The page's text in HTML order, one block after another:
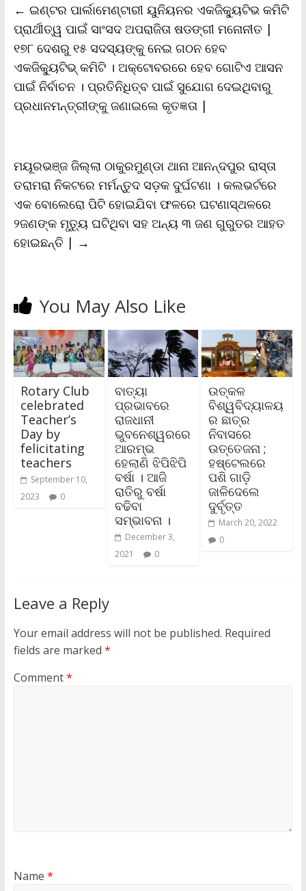
o
o
k
e
r
A
p
p
i
n
k
F
r
i
e
n
d
l
y
← ଇଣ୍ଟର ପାର୍ଲାମେଣ୍ଟାରୀ ୟୁନିୟନର ଏକଜିକ୍ୟୁଟିଭ କମିଟି
ପ୍ରାର୍ଥୀତ୍ୱ ପାଇଁ ସାଂସଦ ଅପରାଜିତା ଷଡଙ୍ଗୀ ମନୋନୀତ |
୧୭୮ ଦେଶରୁ ୧୫ ସଦସ୍ୟଙ୍କୁ ନେଇ ଗଠନ ହେବ
ଏକଜିକ୍ୟୁଟିଭ୍ କମିଟି । ଅକ୍ଟୋବରରେ ହେବ ଗୋଟିଏ ଆସନ
ପାଇଁ ନିର୍ବାଚନ । ପ୍ରତିନିଧିତ୍ବ ପାଇଁ ସୁଯୋଗ ଦେଇଥିବାରୁ
ପ୍ରଧାନମନ୍ତ୍ରୀଙ୍କୁ ଜଣାଇଲେ କୃତଜ୍ଞତା |
ମୟୂରଭଞ୍ଜ ଜିଲ୍ଲା ଠାକୁରମୁଣ୍ଡା ଥାନା ଆନନ୍ଦପୁର ରାସ୍ତା
ତରାମରା ନିକଟରେ ମର୍ମନ୍ତୁଦ ସଡ଼କ ଦୁର୍ଘଟଣା । କଲଭର୍ଟରେ
ଏକ ବୋଲେରୋ ପିଟି ହୋଇଯିବା ଫଳରେ ଘଟଣାସ୍ଥଳରେ
୨ଜଣଙ୍କ ମୃତ୍ୟୁ ଘଟିଥିବା ସହ ଅନ୍ୟ ୩ ଜଣ ଗୁରୁତର ଆହତ
ହୋଇଛନ୍ତି | →
You May Also Like
Rotary Club
celebrated
Teacher’s
Day by
felicitating
teachers
September 10,
2023
0
ବାତ୍ୟା
ପ୍ରଭାବରେ
ରାଜଧାନୀ
ଭୁବନେଶ୍ୱରରେ
ଆରମ୍ଭ
ହେଲାଣି ଝିପିଝିପି
ବର୍ଷା । ଆଜି
ରାତିରୁ ବର୍ଷା
ବଢିବା
ସମ୍ଭାବନା ।
December 3,
2021
0
ଉତ୍କଳ
ବିଶ୍ୱବିଦ୍ୟାଳୟ
ର ଛାତ୍ର
ନିବାସରେ
ଉତ୍ତେଜନା ;
ହଷ୍ଟେଲରେ
ପଶି ଗାଡ଼ି
ଜାଳିଦେଲେ
ଦୁର୍ବୃତ୍ତ
March 20, 2022
0
Leave a Reply
Your email address will not be published. Required
fields are marked *
Comment*
Name *